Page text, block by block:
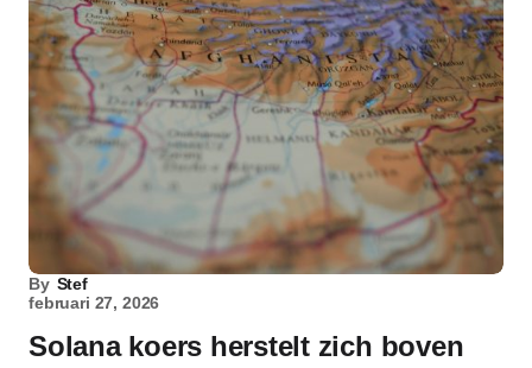
By Stef
februari 27, 2026
Solana koers herstelt zich boven